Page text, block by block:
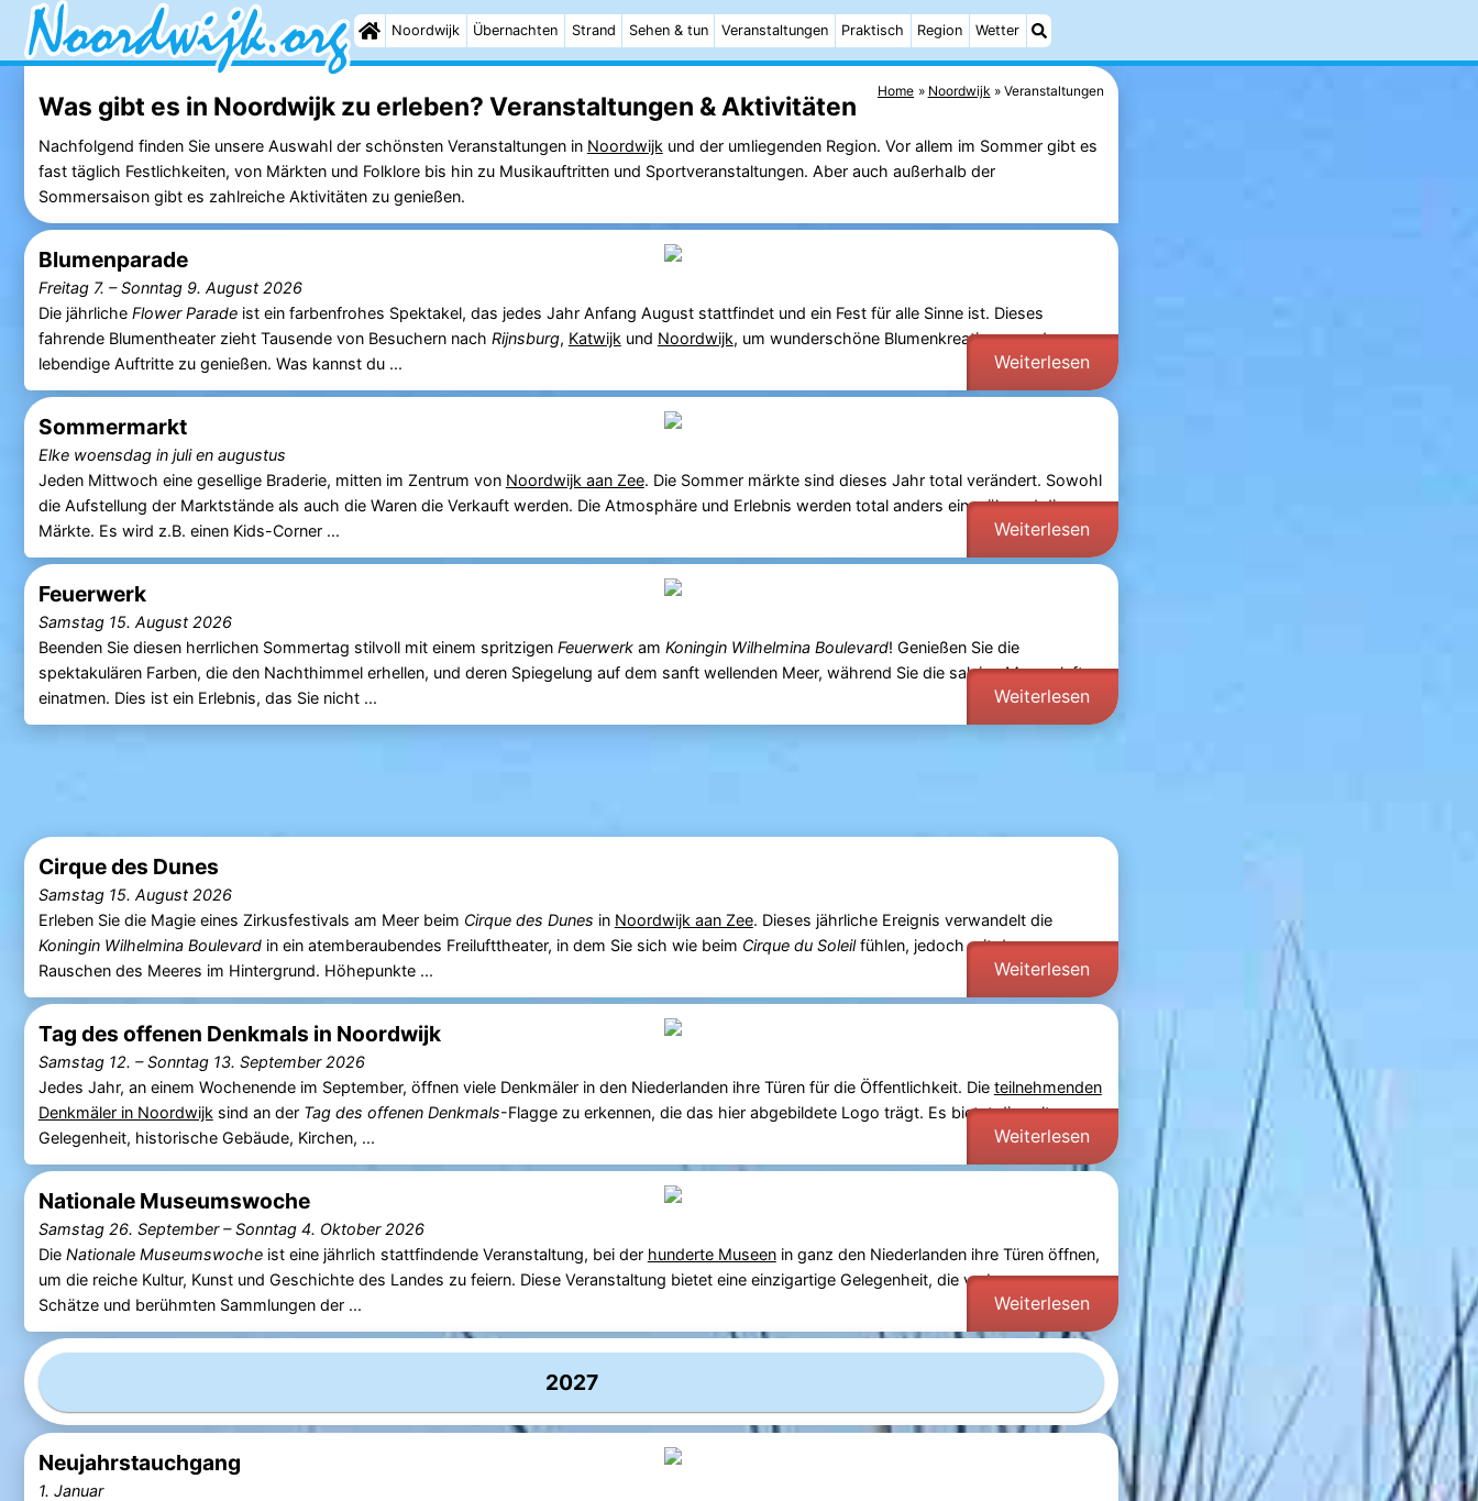
Noordwijk Übernachten Strand Sehen & tun Veranstaltungen Praktisch Region Wetter
Home Noordwijk Veranstaltungen
Was gibt es in Noordwijk zu erleben? Veranstaltungen & Aktivitäten
Nachfolgend finden Sie unsere Auswahl der schönsten Veranstaltungen in Noordwijk und der umliegenden Region. Vor allem im Sommer gibt es
fast täglich Festlichkeiten, von Märkten und Folklore bis hin zu Musikauftritten und Sportveranstaltungen. Aber auch außerhalb der
Sommersaison gibt es zahlreiche Aktivitäten zu genießen.
Blumenparade
Freitag 7. –Sonntag 9. August 2026
Die jährliche Flower Paradeist ein farbenfrohes Spektakel, das jedes Jahr Anfang August stattfindet und ein Fest für alle Sinne ist. Dieses
fahrende Blumentheater zieht Tausende von Besuchern nach Rijnsburg, Katwijk und Noordwijk, um wunderschöne Blumenkreationen und
lebendige Auftritte zu genießen. Was kannst du ...
Weiterlesen
Sommermarkt
Elke woensdag in juli en augustus
Jeden Mittwoch eine gesellige Braderie, mitten im Zentrum von Noordwijk aan Zee. Die Sommer märkte sind dieses Jahr total verändert. Sowohl
die Aufstellung der Marktstände als auch die Waren die Verkauft werden. Die Atmosphäre und Erlebnis werden total anders ein während dieser
Märkte. Es wird z.B. einen Kids-Corner ...
Weiterlesen
Feuerwerk
Samstag 15. August 2026
Beenden Sie diesen herrlichen Sommertag stilvoll mit einem spritzigen Feuerwerkam Koningin Wilhelmina Boulevard! Genießen Sie die
spektakulären Farben, die den Nachthimmel erhellen, und deren Spiegelung auf dem sanft wellenden Meer, während Sie die salzige Meeresluft
einatmen. Dies ist ein Erlebnis, das Sie nicht ...
Weiterlesen
Cirque des Dunes
Samstag 15. August 2026
Erleben Sie die Magie eines Zirkusfestivals am Meer beim Cirque des Dunes in Noordwijk aan Zee. Dieses jährliche Ereignis verwandelt die
Koningin Wilhelmina Boulevardin ein atemberaubendes Freilufttheater, in dem Sie sich wie beim Cirque du Soleilfühlen, jedoch mit dem
Rauschen des Meeres im Hintergrund. Höhepunkte ...
Weiterlesen
Tag des offenen Denkmals in Noordwijk
Samstag 12. –Sonntag 13. September 2026
Jedes Jahr, an einem Wochenende im September, öffnen viele Denkmäler in den Niederlanden ihre Türen für die Öffentlichkeit. Die teilnehmenden
Denkmäler in Noordwijk sind an der Tag des offenen Denkmals-Flagge zu erkennen, die das hier abgebildete Logo trägt. Es bietet die seltene
Gelegenheit, historische Gebäude, Kirchen, ...
Weiterlesen
Nationale Museumswoche
Samstag 26. September–Sonntag 4. Oktober 2026
Die Nationale Museumswocheist eine jährlich stattfindende Veranstaltung, bei der hunderte Museenin ganz den Niederlanden ihre Türen öffnen,
um die reiche Kultur, Kunst und Geschichte des Landes zu feiern. Diese Veranstaltung bietet eine einzigartige Gelegenheit, die verborgenen
Schätze und berühmten Sammlungen der ...
Weiterlesen
2027
Neujahrstauchgang
1. Januar